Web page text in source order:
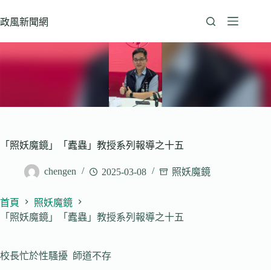
至
政風新聞網
「照妖魔鏡」「蠹蟲」教授系列報導之十五
chengen 2025-03-08 照妖魔鏡
首頁
照妖魔鏡
「照妖魔鏡」「蠹蟲」教授系列報導之十五
校長忙於性騷擾 師道不存